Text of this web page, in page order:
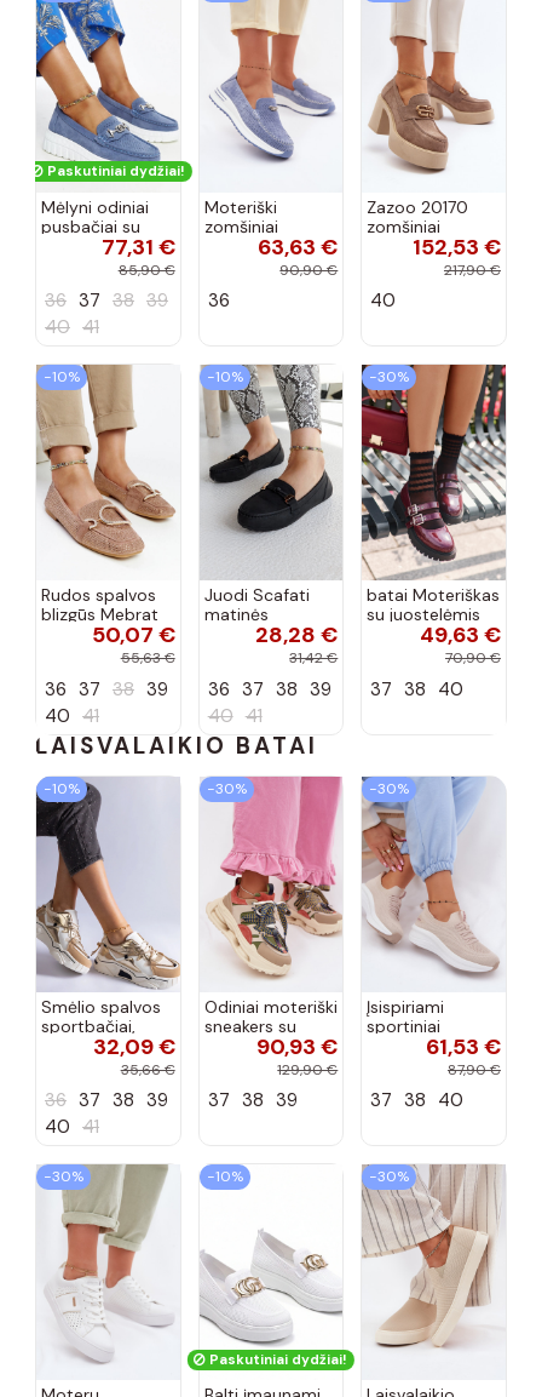
Paskutiniai dydžiai!
Mėlyni odiniai
pusbačiai su
dekoratyvine
sagtimi Taija
77,31 €
85,90 €
36 37 38 39
40 41
Moteriški
zomšiniai
mokasinai
Demela mėlynos
63,63 €
90,90 €
36
Zazoo 20170
zomšiniai
bateliai su
kulniukais smėlio
152,53 €
217,90 €
40
−10%
Rudos spalvos
blizgūs Mebrat
bateliai50,07 €
55,63 €
36 37 38 39
40 41
−10%
Juodi Scafati
matinės
apdailos bateliai
28,28 €
31,42 €
36 37 38 39
40 41
−30%
batai Moteriškas
su juostelėmis
su lako efektu
bordo spalvos
49,63 €
70,90 €
37 38 40
LAISVALAIKIO BATAI
−10%
Smėlio spalvos
sportbačiai,
dekoruoti Valdez
cirkonio virvele
32,09 €
35,66 €
36 37 38 39
40 41
−30%
Odiniai moteriški
sneakers su
platforma D&A
CR61-3133
90,93 €
129,90 €
37 38 39
−30%
Įsispiriami
sportiniai
bateliai Kobbo
102425 smėlio
61,53 €
87,90 €
37 38 40
−30% −10%
Paskutiniai dydžiai!
−30%